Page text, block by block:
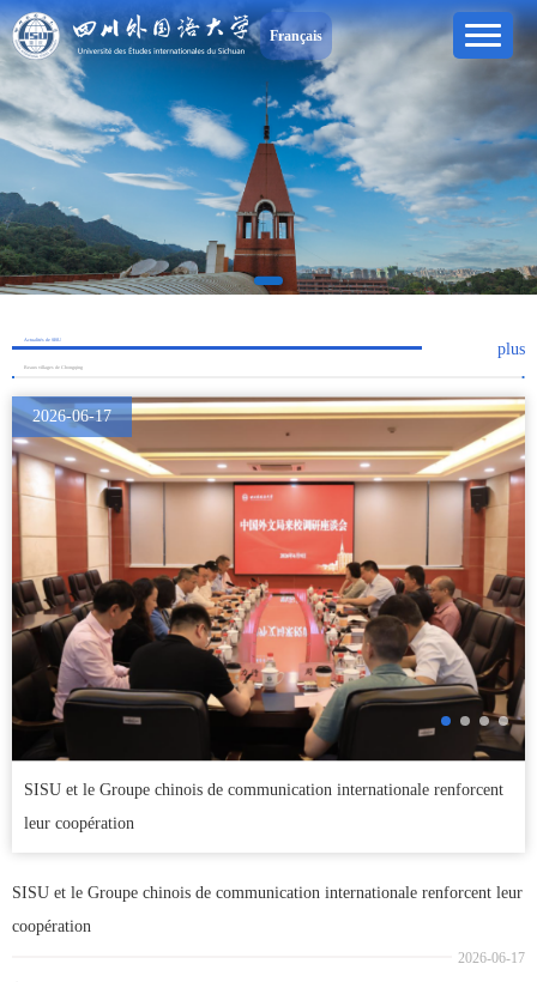
Français
Actualités de SISU
Beaux villages de Chongqing
plus
2026-06-17
SISU et le Groupe chinois de communication internationale renforcent
leur coopération
2026-06-12
SISU et le Groupe chinois de communication internationale renforcent leur
coopération
2026-06-17